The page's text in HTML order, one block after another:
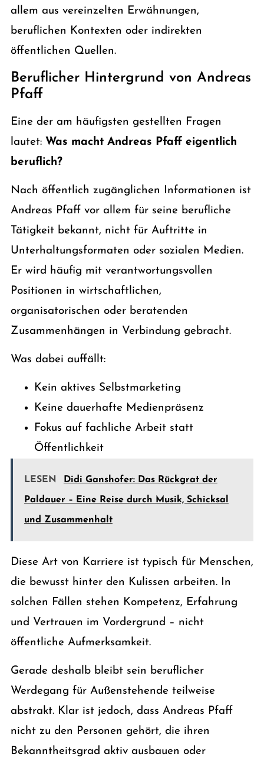
allem aus vereinzelten Erwähnungen,
beruflichen Kontexten oder indirekten
öffentlichen Quellen.
Beruflicher Hintergrund von Andreas
Pfaff
Eine der am häufigsten gestellten Fragen
lautet: Was macht Andreas Pfaff eigentlich
beruflich?
Nach öffentlich zugänglichen Informationen ist
Andreas Pfaff vor allem für seine berufliche
Tätigkeit bekannt, nicht für Auftritte in
Unterhaltungsformaten oder sozialen Medien.
Er wird häufig mit verantwortungsvollen
Positionen in wirtschaftlichen,
organisatorischen oder beratenden
Zusammenhängen in Verbindung gebracht.
Was dabei auffällt:
Kein aktives Selbstmarketing
Keine dauerhafte Medienpräsenz
Fokus auf fachliche Arbeit statt
Öffentlichkeit
LESEN Didi Ganshofer: Das Rückgrat der
Paldauer – Eine Reise durch Musik, Schicksal
und Zusammenhalt
Diese Art von Karriere ist typisch für Menschen,
die bewusst hinter den Kulissen arbeiten. In
solchen Fällen stehen Kompetenz, Erfahrung
und Vertrauen im Vordergrund – nicht
öffentliche Aufmerksamkeit.
Gerade deshalb bleibt sein beruflicher
Werdegang für Außenstehende teilweise
abstrakt. Klar ist jedoch, dass Andreas Pfaff
nicht zu den Personen gehört, die ihren
Bekanntheitsgrad aktiv ausbauen oder